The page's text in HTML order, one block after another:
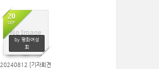
서
No Image
20
SEP
by 평화여성
회
1816
20240812 [기자회견